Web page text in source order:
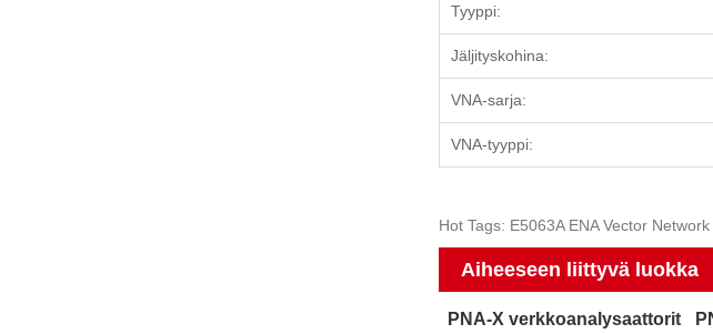
Tyyppi:
Jäljityskohina:
VNA-sarja:
VNA-tyyppi:
Hot Tags: E5063A ENA Vector
Aiheeseen liittyvä luokka
PNA-X verkkoanalysaattorit